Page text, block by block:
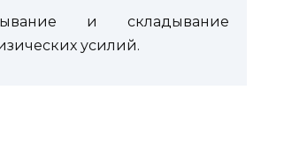
и складывание
усилий.